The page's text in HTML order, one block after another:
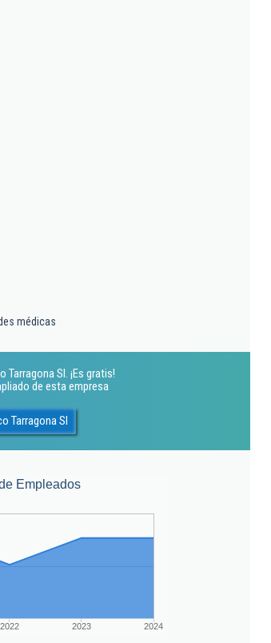
médicas
Sl. ¡Es gratis!
de esta empresa
Tarragona Sl
Empleados
2022 2023 2024